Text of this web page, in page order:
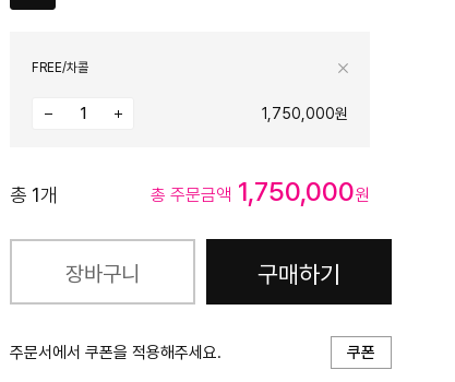
FREE/차콜
1,750,000원
총 1개 총 주문금액 1,750,000원
장바구니 구매하기
주문서에서 쿠폰을 적용해주세요. 쿠폰